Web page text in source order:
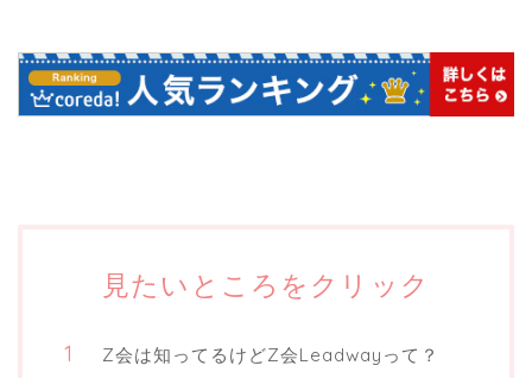
見たいところをクリック
Z会は知ってるけどZ会Leadwayって？